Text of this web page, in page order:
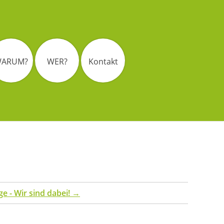
WER? Kontakt
- Wir sind dabei! →